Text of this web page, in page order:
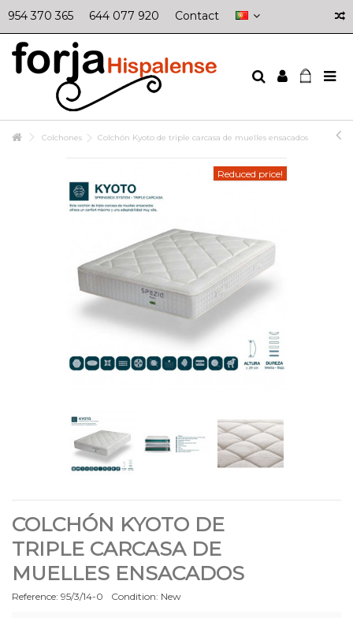
954 370 365 644 077 920 Contact
Colchones Colchón Kyoto de triple carcasa de muelles ensacados
Reduced price!
COLCHÓN KYOTO DE
TRIPLE CARCASA DE
MUELLES ENSACADOS
Reference: 95/3/14-0 Condition: New